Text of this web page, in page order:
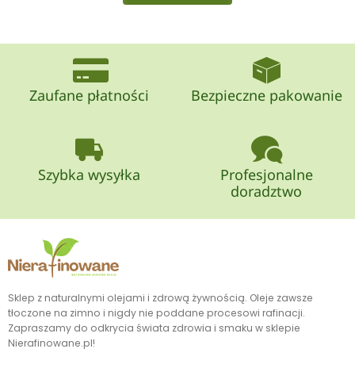
Zaufane płatności Bezpieczne pakowanie
Szybka wysyłka
Profesjonalne
doradztwo
Sklep z naturalnymi olejami i zdrową żywnością. Oleje zawsze
tłoczone na zimno i nigdy nie poddane procesowi rafinacji.
Zapraszamy do odkrycia świata zdrowia i smaku w sklepie
Nierafinowane.pl!